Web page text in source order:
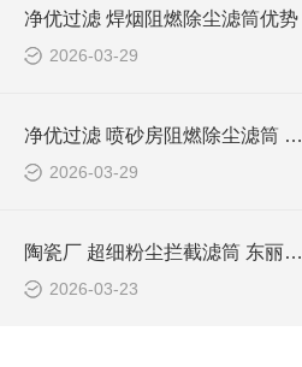
净优过滤 焊烟阻燃除尘滤筒优势
2026-03-29
净优过滤 喷砂房阻燃除尘滤筒 环保排放达标
2026-03-29
陶瓷厂 超细粉尘拦截滤筒 东丽覆膜滤材
2026-03-23